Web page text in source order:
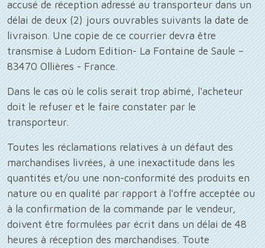
accusé de réception adressé au transporteur dans un
délai de deux (2) jours ouvrables suivants la date de
livraison. Une copie de ce courrier devra être
transmise à Ludom Edition- La Fontaine de Saule –
83470 Ollières - France.
Dans le cas où le colis serait trop abîmé, l'acheteur
doit le refuser et le faire constater par le
transporteur.
Toutes les réclamations relatives à un défaut des
marchandises livrées, à une inexactitude dans les
quantités et/ou une non-conformité des produits en
nature ou en qualité par rapport à l'offre acceptée ou
à la confirmation de la commande par le vendeur,
doivent être formulées par écrit dans un délai de 48
heures à réception des marchandises. Toute